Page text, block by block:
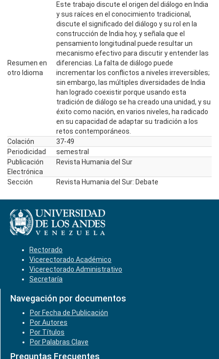
Resumen en
otro Idioma
Este trabajo discute el origen del diálogo en India
y sus raíces en el conocimiento tradicional,
discute el significado del diálogo y su rol en la
construcción de India hoy, y señala que el
pensamiento longitudinal puede resultar un
mecanismo efectivo para discutir y entender las
diferencias. La falta de diálogo puede
incrementar los conflictos a niveles irreversibles;
sin embargo, las múltiples diversidades de India
han logrado coexistir porque usando esta
tradición de diálogo se ha creado una unidad, y su
éxito como nación, en varios niveles, ha radicado
en su capacidad de adaptar su tradición a los
retos contemporáneos.
Colación
37-49
Periodicidad
semestral
Publicación
Electrónica
Revista Humania del Sur
Sección Revista Humania del Sur: Debate
Rectorado
Vicerectorado Académico
Vicerectorado Administrativo
Secretaría
Navegación por documentos
Por Fecha de Publicación
Por Autores
Por Títulos
Por Palabras Clave
Preguntas Frecuentes